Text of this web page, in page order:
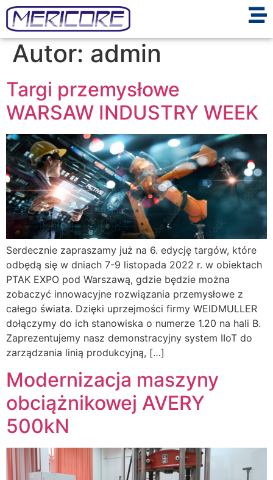
Autor: admin
Targi przemysłowe
WARSAW INDUSTRY WEEK
Serdecznie zapraszamy już na 6. edycję targów, które
odbędą się w dniach 7-9 listopada 2022 r. w obiektach
PTAK EXPO pod Warszawą, gdzie będzie można
zobaczyć innowacyjne rozwiązania przemysłowe z
całego świata. Dzięki uprzejmości firmy WEIDMULLER
dołączymy do ich stanowiska o numerze 1.20 na hali B.
Zaprezentujemy nasz demonstracyjny system IIoT do
zarządzania linią produkcyjną, […]
Modernizacja maszyny
obciążnikowej AVERY
500kN